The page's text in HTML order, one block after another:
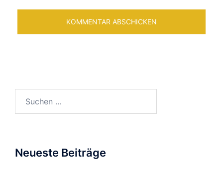
nach:
Neueste Beiträge